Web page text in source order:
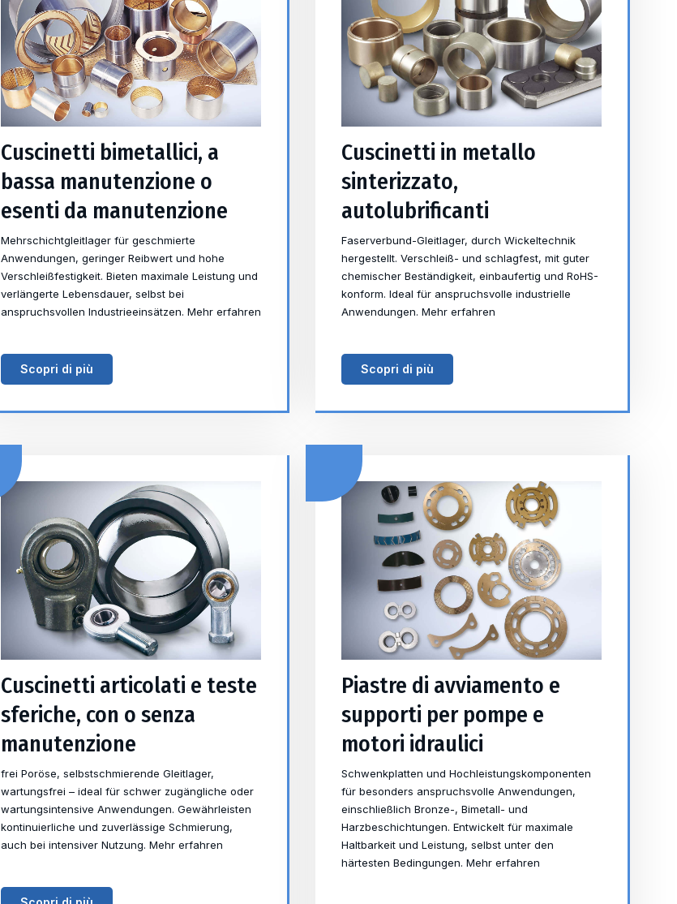
Cuscinetti bimetallici, a
bassa manutenzione o
esenti da manutenzione
Mehrschichtgleitlager für geschmierte
Anwendungen, geringer Reibwert und hohe
Verschleißfestigkeit. Bieten maximale Leistung und
verlängerte Lebensdauer, selbst bei
anspruchsvollen Industrieeinsätzen. Mehr erfahren
Scopri di più
Cuscinetti in metallo
sinterizzato,
autolubrificanti
Faserverbund-Gleitlager, durch Wickeltechnik
hergestellt. Verschleiß- und schlagfest, mit guter
chemischer Beständigkeit, einbaufertig und RoHS-
konform. Ideal für anspruchsvolle industrielle
Anwendungen. Mehr erfahren
Scopri di più
Cuscinetti articolati e teste
sferiche, con o senza
manutenzione
frei Poröse, selbstschmierende Gleitlager,
wartungsfrei – ideal für schwer zugängliche oder
wartungsintensive Anwendungen. Gewährleisten
kontinuierliche und zuverlässige Schmierung,
auch bei intensiver Nutzung. Mehr erfahren
Piastre di avviamento e
supporti per pompe e
motori idraulici
Schwenkplatten und Hochleistungskomponenten
für besonders anspruchsvolle Anwendungen,
einschließlich Bronze-, Bimetall- und
Harzbeschichtungen. Entwickelt für maximale
Haltbarkeit und Leistung, selbst unter den
härtesten Bedingungen. Mehr erfahren